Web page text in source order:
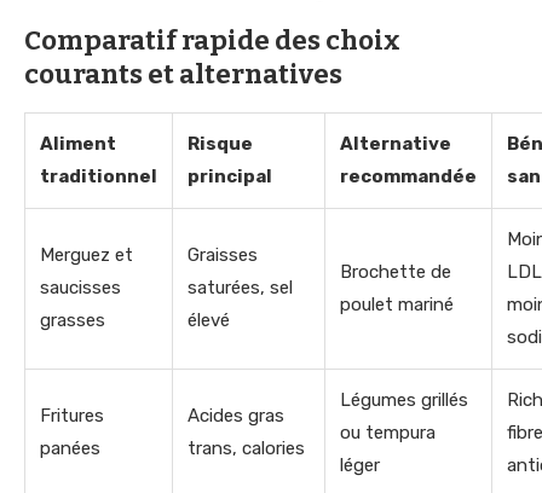
Comparatif rapide des choix
courants et alternatives
Aliment
traditionnel
Risque
principal
Alternative
recommandée
Merguez et
saucisses
grasses
Graisses
saturées, sel
élevé
Brochette de
poulet mariné
Fritures
panées
Acides gras
trans, calories
Légumes grillés
ou tempura
léger